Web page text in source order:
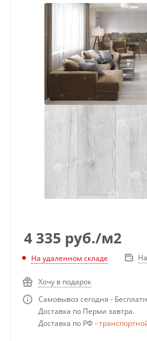
4 335 руб./м2
На удаленном складе
Хочу в подарок
Самовывоз сегодня -
Доставка по Перми завтра.
Доставка по РФ -